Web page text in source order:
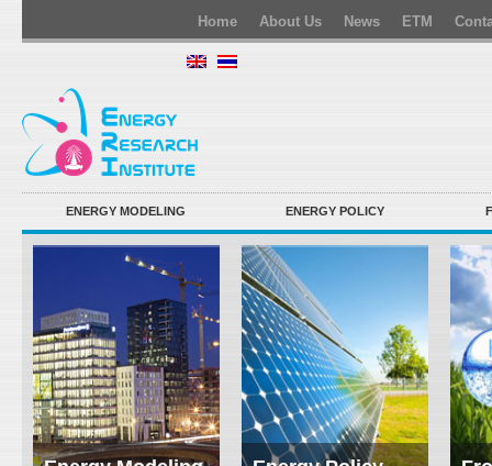
Home About Us News ETM
ENERGY MODELING ENERGY POLICY